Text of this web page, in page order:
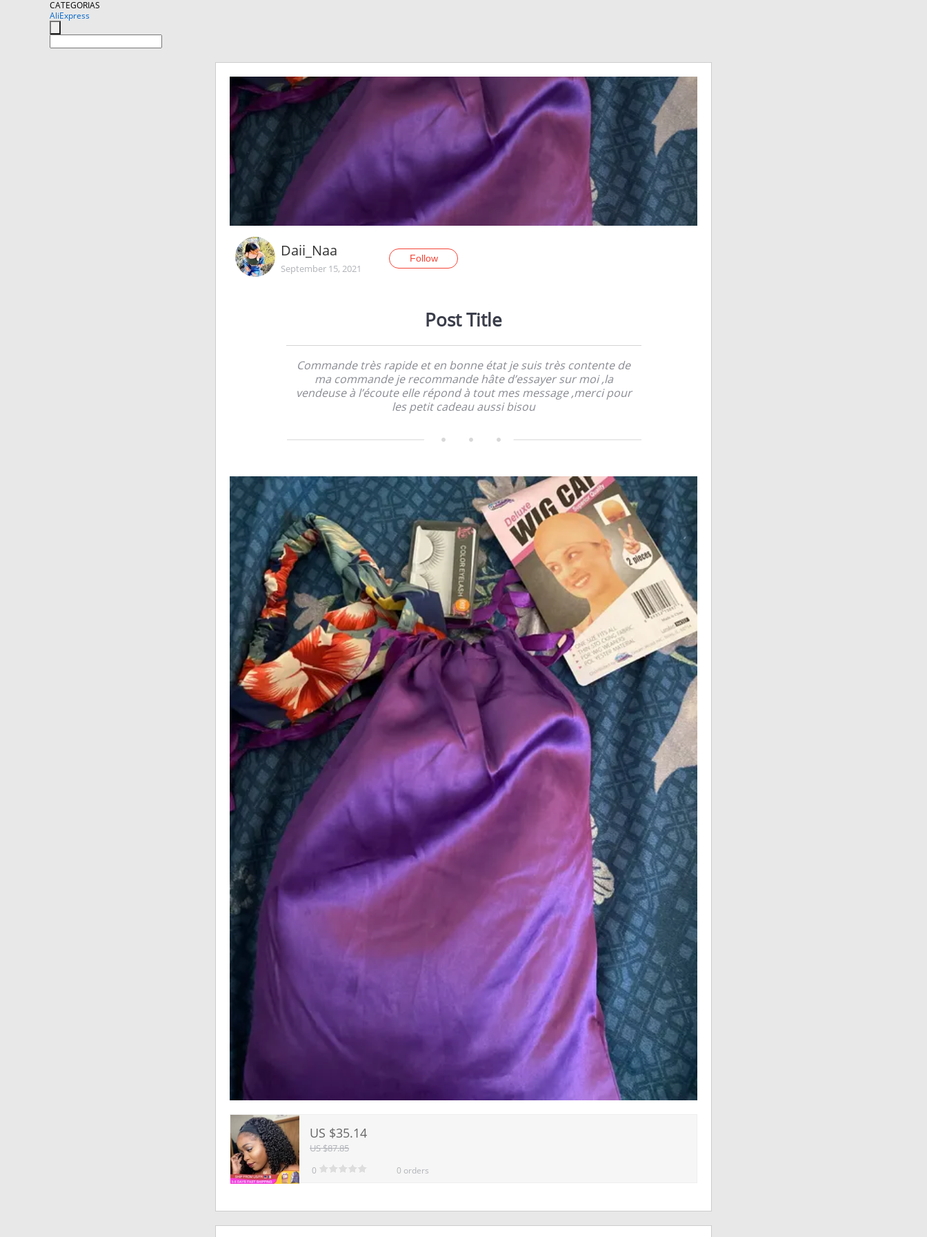
CATEGORIAS
AliExpress
Daii_Naa
September 15, 2021
Follow
Post Title
Commande très rapide et en bonne état je suis très contente de
ma commande je recommande hâte d’essayer sur moi ,la
vendeuse à l’écoute elle répond à tout mes message ,merci pour
les petit cadeau aussi bisou
US $35.14
US $87.85
0 0 orders